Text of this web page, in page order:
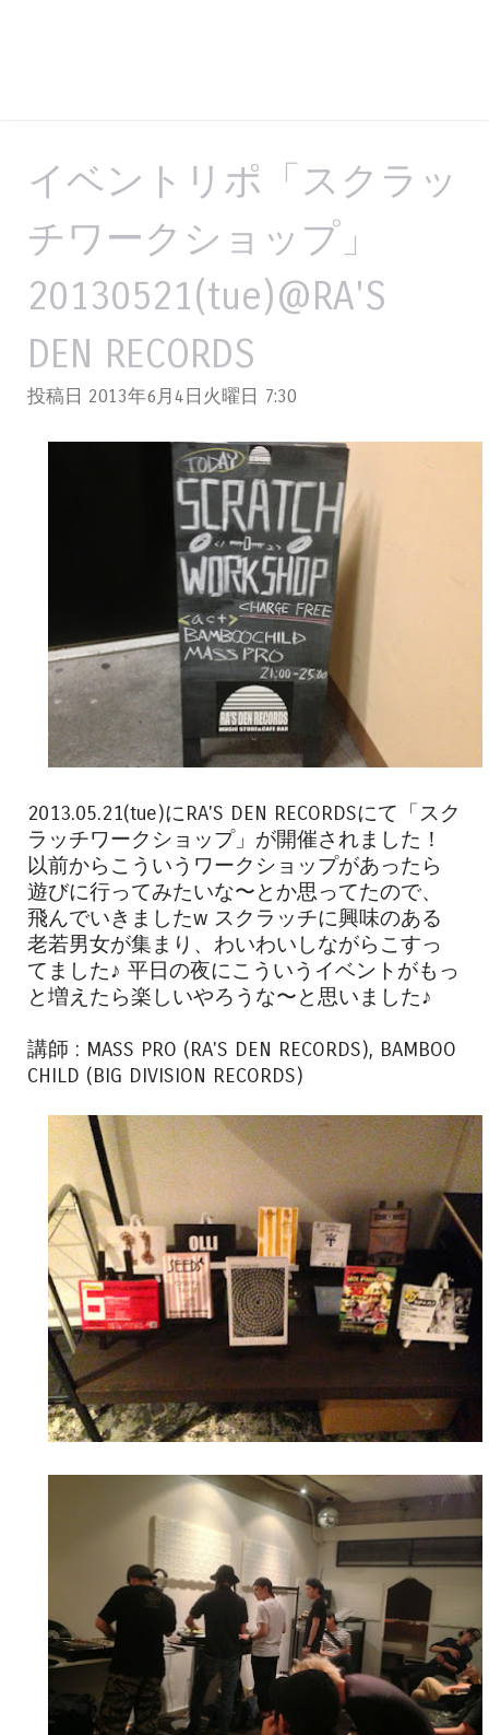
イベントリポ「スクラッ
チワークショップ」
20130521(tue)@RA'S
DEN RECORDS
投稿日 2013年6月4日火曜日 7:30
2013.05.21(tue)にRA'S DEN RECORDSにて「スク
ラッチワークショップ」が開催されました！
以前からこういうワークショップがあったら
遊びに行ってみたいな〜とか思ってたので、
飛んでいきましたw スクラッチに興味のある
老若男女が集まり、わいわいしながらこすっ
てました♪ 平日の夜にこういうイベントがもっ
と増えたら楽しいやろうな〜と思いました♪
講師 : MASS PRO (RA'S DEN RECORDS), BAMBOO
CHILD (BIG DIVISION RECORDS)